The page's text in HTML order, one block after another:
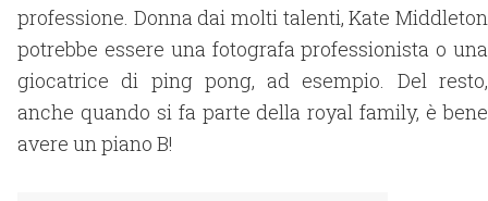
professione. Donna dai molti talenti, Kate Middleton
potrebbe essere una fotografa professionista o una
giocatrice di ping pong, ad esempio. Del resto,
anche quando si fa parte della royal family, è bene
avere un piano B!